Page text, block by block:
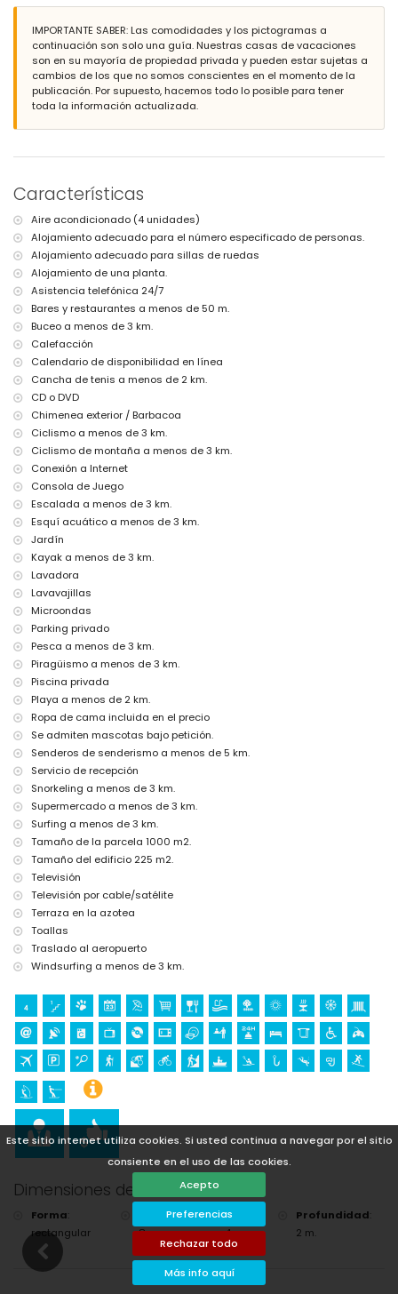
Este sitio internet utiliza cookies. Si usted continua a navegar por el sitio
consiente en el uso de las cookies.
Acepto
Preferencias
Rechazar todo
Más info aquí
zona de estar exterior
4 plazas de aparcamiento privadas
terraza en la azotea
Más información
pueblo más cercano: Jávea (a menos de 5 kilómetros de la villa)
orilla o ribera más cercana: Mediterráneo, Jávea (a menos de 2
playa más cercana: Cala Barraca, Jávea (a menos de 2 kilómetros
parque más cercano: La Guardia, Jávea (a menos de 3 kilómetros de
aeropuerto más cercano: Alicante (a menos de 100 kilómetros de la
villa)
segundo aeropuerto más cercano: Valencia (> 100 kilómetros)
por favor consulte si se permiten mascotas
alojamiento adaptado para sillas de ruedas
El alojamiento es muy adecuado para familias con niños
Instalaciones y servicios incluidos en el precio del alquiler de la
villa
internet (WiFi)
plancha y tabla de planchar
ropa de cama y toallas
servicio de recepción y servicio de emergencia 24 horas
consola de juegos (Xbox)
calefacción por aire y aire acondicionado
Instalaciones y servicios con coste adicional
servicio de aeropuerto
cama/cuna para niños (a petición)
Entretenimiento y actividades de ocio para sus vacaciones en
Jávea, Costa Blanca
bar (a menos de 500 metros de la casa)
cine, teatro, discoteca, paseo marítimo (El Arenal y Jávea) (a menos
de 5 kilómetros de la casa)
Lugares de interés y cultura en Jávea, Costa Blanca
museo (Pueblo Histórico, Jávea), iglesia (Virgen del Loreto, Jávea),
ruina (Pueblo Histórico, Jávea), monumento (Pueblo Histórico, Jávea),
edificio arquitectónico (Pueblo Histórico, Jávea), lugar histórico
(Pueblo Histórico y Jávea) (a menos de 5 kilómetros del alojamiento)
castillo (Portal de la Vila y Denia) (a menos de 25 kilómetros del
alojamiento)
Deportes
tenis, senderismo, ciclismo de montaña, ciclismo, escalada,
piragüismo, kayak, pesca, buceo, snorkel, surf, windsurf y esquí
acuático (a menos de 5 kilómetros de la villa)
golf (Club de Golf Jávea, Jávea) y equitación (a menos de 10
kilómetros de la villa)
IMPORTANTE SABER: Las comodidades y los pictogramas a
continuación son solo una guía. Nuestras casas de vacaciones
son en su mayoría de propiedad privada y pueden estar sujetas a
cambios de los que no somos conscientes en el momento de la
publicación. Por supuesto, hacemos todo lo posible para tener
toda la información actualizada.
Características
Aire acondicionado (4 unidades)
Alojamiento adecuado para el número especificado de personas.
Alojamiento adecuado para sillas de ruedas
Alojamiento de una planta.
Asistencia telefónica 24/7
Bares y restaurantes a menos de 50 m.
Buceo a menos de 3 km.
Calefacción
Calendario de disponibilidad en línea
Cancha de tenis a menos de 2 km.
CD o DVD
Chimenea exterior / Barbacoa
Ciclismo a menos de 3 km.
Ciclismo de montaña a menos de 3 km.
Conexión a Internet
Consola de Juego
Escalada a menos de 3 km.
Esquí acuático a menos de 3 km.
Jardín
Kayak a menos de 3 km.
Lavadora
Lavavajillas
Microondas
Parking privado
Pesca a menos de 3 km.
Piragüismo a menos de 3 km.
Piscina privada
Playa a menos de 2 km.
Ropa de cama incluida en el precio
Se admiten mascotas bajo petición.
Senderos de senderismo a menos de 5 km.
Servicio de recepción
Snorkeling a menos de 3 km.
Supermercado a menos de 3 km.
Surfing a menos de 3 km.
Tamaño de la parcela 1000 m2.
Tamaño del edificio 225 m2.
Televisión
Televisión por cable/satélite
Terraza en la azotea
Toallas
Traslado al aeropuerto
Windsurfing a menos de 3 km.
Dimensiones de la Piscina
Forma:
rectangular
Longitud:
8 m.
Ancho
4 m.
Profundidad:
2 m.